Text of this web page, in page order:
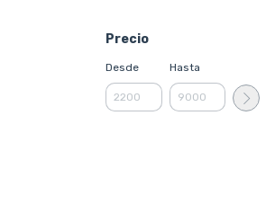
Precio
Desde Hasta